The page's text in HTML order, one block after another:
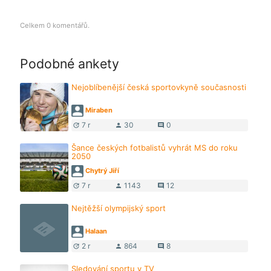
Celkem 0 komentářů.
Podobné ankety
Nejoblíbenější česká sportovkyně současnosti
Miraben
update 7 r person 30 comment 0
Šance českých fotbalistů vyhrát MS do roku
2050
Chytrý Jiří
update 7 r person 1143 comment 12
Nejtěžší olympijský sport
Halaan
update 2 r person 864 comment 8
Sledování sportu v TV